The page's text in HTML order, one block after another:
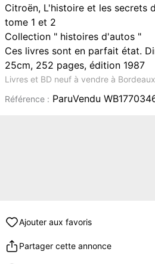
Citroën, L'histoire et les secrets
tome 1 et 2
Collection " histoires d'autos "
Ces livres sont en parfait état.
25cm, 252 pages, édition 1987
Livres et BD neuf à vendre à
Référence : ParuVendu
Ajouter aux favoris
Partager cette annonce